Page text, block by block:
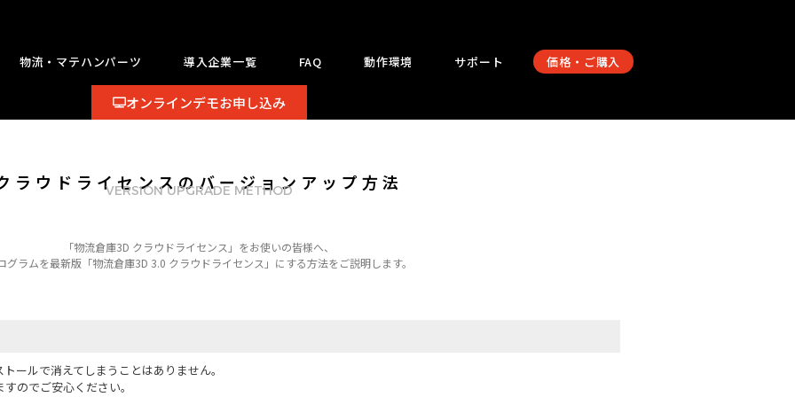
物流・マテハンパーツ 導入企業一覧 FAQ 動作環境 サポート 価格・ご購入
オンラインデモお申し込み
ラウドライセンスのバージョンアップ方法
VERSION UPGRADE METHOD
「物流倉庫3D クラウドライセンス」をお使いの皆様へ、
グラムを最新版「物流倉庫3D 3.0 クラウドライセンス」にする方法をご説明します。
ールで消えてしまうことはありません。
のでご安心ください。